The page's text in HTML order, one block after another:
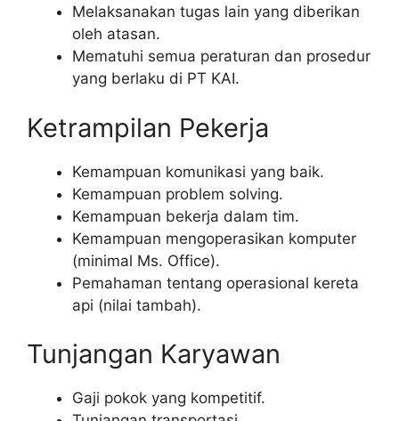
Melaksanakan tugas lain yang diberikan
oleh atasan.
Mematuhi semua peraturan dan prosedur
yang berlaku di PT KAI.
Ketrampilan Pekerja
Kemampuan komunikasi yang baik.
Kemampuan problem solving.
Kemampuan bekerja dalam tim.
Kemampuan mengoperasikan komputer
(minimal Ms. Office).
Pemahaman tentang operasional kereta
api (nilai tambah).
Tunjangan Karyawan
Gaji pokok yang kompetitif.